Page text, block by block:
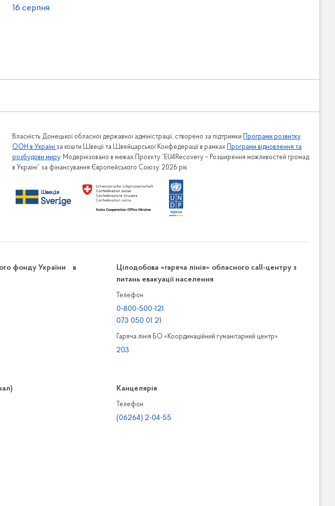
16 серпня
Власність Донецької обласної державної адміністрації, створено за підтримки Програми розвитку
ООН в Україні за кошти Швеції та Швейцарської Конфедерації в рамках Програми відновлення та
розбудови миру. Модернізовано в межах Проєкту “EU4Recovery – Розширення можливостей громад
в Україні” за фінансування Європейського Союзу. 2026 рік
фонду України в
Цілодобова «гаряча лінія» обласного call-центру з
питань евакуації населення
Телефон
0-800-500-121
073 050 01 21
Гаряча лінія БО «Координаційний гуманітарний центр»
203
Канцелярiя
Телефон
(06264) 2-04-55